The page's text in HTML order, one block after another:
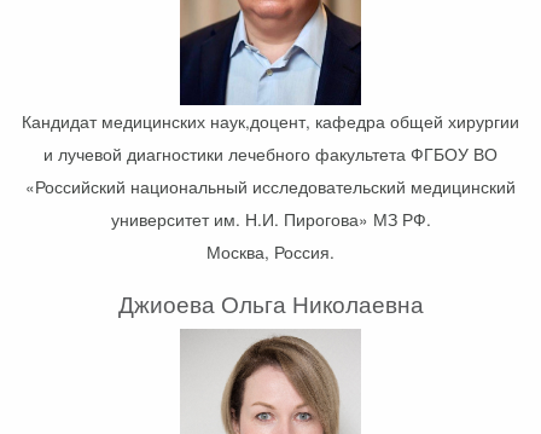
Кандидат медицинских наук,доцент, кафедра общей хирургии
и лучевой диагностики лечебного факультета ФГБОУ ВО
«Российский национальный исследовательский медицинский
университет им. Н.И. Пирогова» МЗ РФ.
Москва, Россия.
Джиоева Ольга Николаевна